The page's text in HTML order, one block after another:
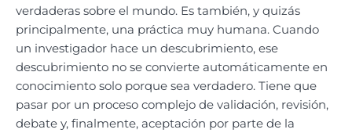
verdaderas sobre el mundo. Es también, y quizás
principalmente, una práctica muy humana. Cuando
un investigador hace un descubrimiento, ese
descubrimiento no se convierte automáticamente en
conocimiento solo porque sea verdadero. Tiene que
pasar por un proceso complejo de validación, revisión,
debate y, finalmente, aceptación por parte de la